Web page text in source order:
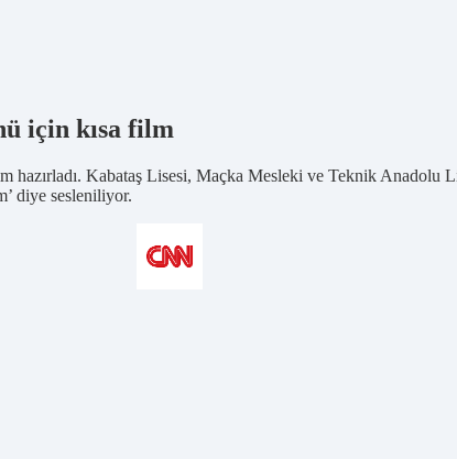
için kısa film
Kabataş Lisesi, Maçka Mesleki ve Teknik Anadolu
diye sesleniliyor.